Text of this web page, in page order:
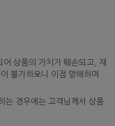
상품의 가치가 훼손되고, 재
불가하오니 이점 양해하여
는 경우에는 고객님께서 상품